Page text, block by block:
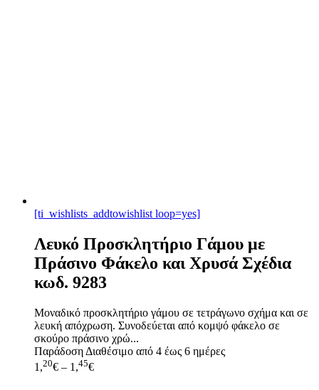
[ti_wishlists_addtowishlist loop=yes]
Λευκό Προσκλητήριο Γάμου με
Πράσινο Φάκελο και Χρυσά Σχέδια
κωδ. 9283
Μοναδικό προσκλητήριο γάμου σε τετράγωνο σχήμα και σε
λευκή απόχρωση. Συνοδεύεται από κομψό φάκελο σε
σκούρο πράσινο χρώ...
Παράδοση Διαθέσιμο από 4 έως 6 ημέρες
1,20€ – 1,45€